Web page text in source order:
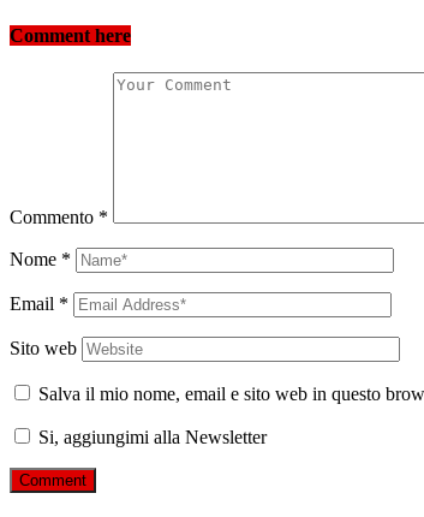
Comment here
Commento *
Nome *
Email *
Sito web
Salva il mio nome, email e sito web in questo
Si, aggiungimi alla Newsletter